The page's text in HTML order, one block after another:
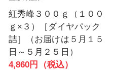
紅秀峰３００ｇ（１００
ｇ×３）［ダイヤパック
詰］（お届けは５月１５
日～５月２５日）
4,860円（税込）